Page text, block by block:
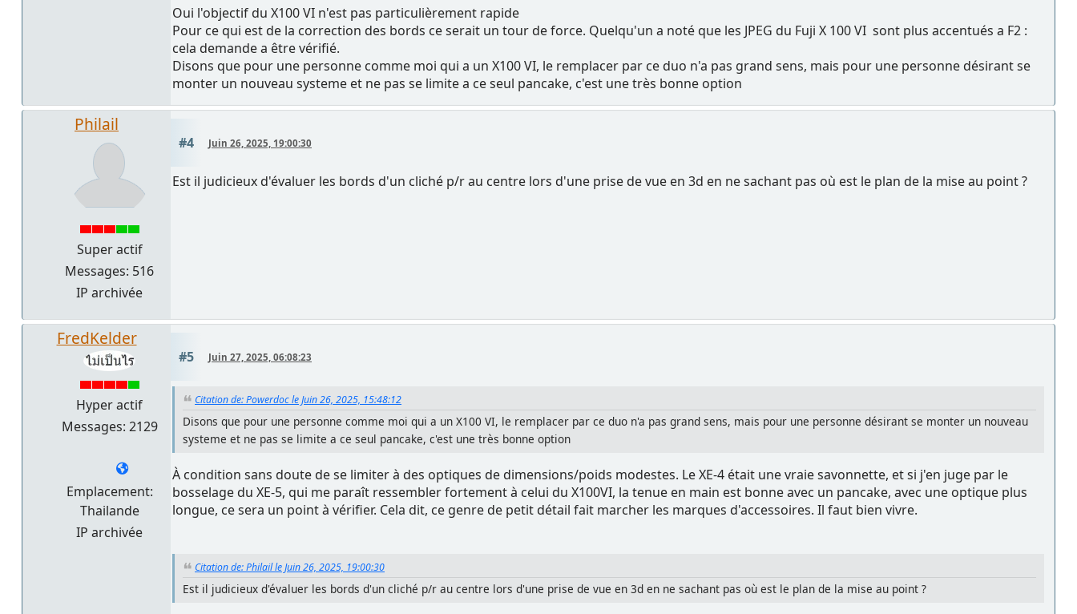
Oui l'objectif du X100 VI n'est pas particulièrement rapide
Pour ce qui est de la correction des bords ce serait un tour de force. Quelqu'un a noté que les JPEG du Fuji X 100 VI sont plus accentués a F2 :
cela demande a être vérifié.
Disons que pour une personne comme moi qui a un X100 VI, le remplacer par ce duo n'a pas grand sens, mais pour une personne désirant se
monter un nouveau systeme et ne pas se limite a ce seul pancake, c'est une très bonne option
Philail
Super actif
Messages: 516
IP archivée
#4 Juin 26, 2025, 19:00:30
Est il judicieux d'évaluer les bords d'un cliché p/r au centre lors d'une prise de vue en 3d en ne sachant pas où est le plan de la mise au point ?
FredKelder
Hyper actif
Messages: 2129
Emplacement:
Thailande
IP archivée
#5 Juin 27, 2025, 06:08:23
Citation de: Powerdoc le Juin 26, 2025, 15:48:12
Disons que pour une personne comme moi qui a un X100 VI, le remplacer par ce duo n'a pas grand sens, mais pour une personne désirant se monter un nouveau
systeme et ne pas se limite a ce seul pancake, c'est une très bonne option
À condition sans doute de se limiter à des optiques de dimensions/poids modestes. Le XE-4 était une vraie savonnette, et si j'en juge par le
bosselage du XE-5, qui me paraît ressembler fortement à celui du X100VI, la tenue en main est bonne avec un pancake, avec une optique plus
longue, ce sera un point à vérifier. Cela dit, ce genre de petit détail fait marcher les marques d'accessoires. Il faut bien vivre.
Citation de: Philail le Juin 26, 2025, 19:00:30
Est il judicieux d'évaluer les bords d'un cliché p/r au centre lors d'une prise de vue en 3d en ne sachant pas où est le plan de la mise au point ?